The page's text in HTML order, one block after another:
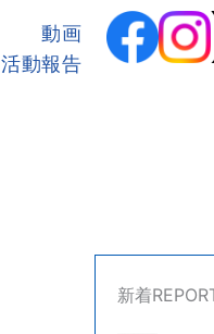
動画
活動報告
新着
カ
テ
ゴ